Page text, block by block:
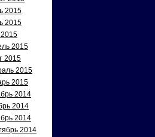
2015
2015
2015
2015
2015
2015
2014
2014
2014
2014